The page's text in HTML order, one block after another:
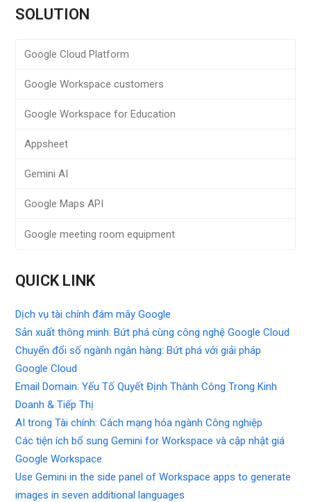
SOLUTION
Google Cloud Platform
Google Workspace customers
Google Workspace for Education
Appsheet
Gemini AI
Google Maps API
Google meeting room equipment
QUICK LINK
Dịch vụ tài chính đám mây Google
Sản xuất thông minh: Bứt phá cùng công nghệ Google Cloud
Chuyển đổi số ngành ngân hàng: Bứt phá với giải pháp
Google Cloud
Email Domain: Yếu Tố Quyết Định Thành Công Trong Kinh
Doanh & Tiếp Thị
AI trong Tài chính: Cách mạng hóa ngành Công nghiệp
Các tiện ích bổ sung Gemini for Workspace và cập nhật giá
Google Workspace
Use Gemini in the side panel of Workspace apps to generate
images in seven additional languages